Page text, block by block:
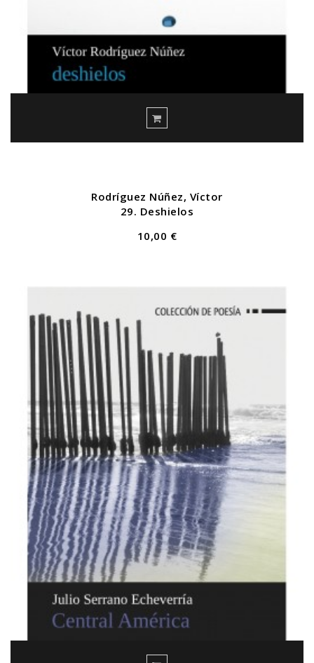
Rodríguez Núñez, Víctor
29. Deshielos
10,00 €